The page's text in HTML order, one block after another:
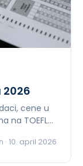
2026
cene u
na TOEFL-
· 10. april 2026